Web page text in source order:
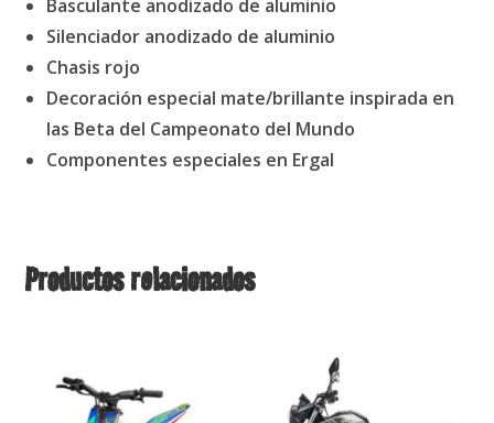
Basculante anodizado de aluminio
Silenciador anodizado de aluminio
Chasis rojo
Decoración especial mate/brillante inspirada en
las Beta del Campeonato del Mundo
Componentes especiales en Ergal
Productos relacionados